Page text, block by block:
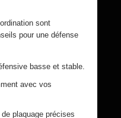
sont
pour une défense
basse et stable.
avec vos
plaquage précises